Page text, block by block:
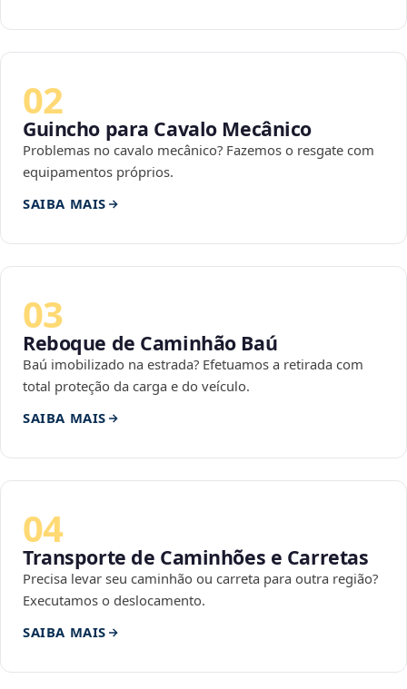
02
Guincho para Cavalo Mecânico
Problemas no cavalo mecânico? Fazemos o resgate com
equipamentos próprios.
SAIBA MAIS
03
Reboque de Caminhão Baú
Baú imobilizado na estrada? Efetuamos a retirada com
total proteção da carga e do veículo.
SAIBA MAIS
04
Transporte de Caminhões e Carretas
Precisa levar seu caminhão ou carreta para outra região?
Executamos o deslocamento.
SAIBA MAIS